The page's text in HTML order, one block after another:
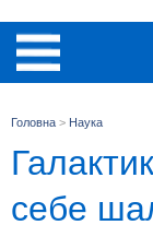
Головна > Наука
себе